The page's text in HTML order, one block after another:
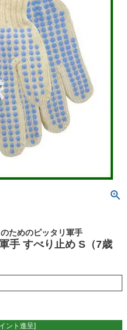
ためのピッタリ軍手
手 すべり止め S（7歳
ント進呈]